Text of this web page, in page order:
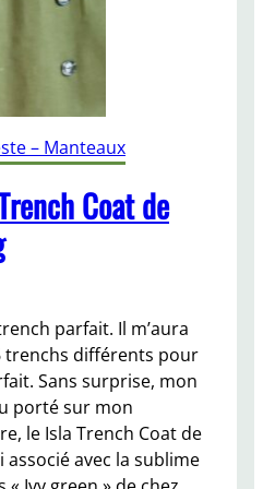
– Manteaux
Coat de
parfait. Il m’aura
trenchs différents pour
Sans surprise, mon
porté sur mon
le Isla Trench Coat de
associé avec la sublime